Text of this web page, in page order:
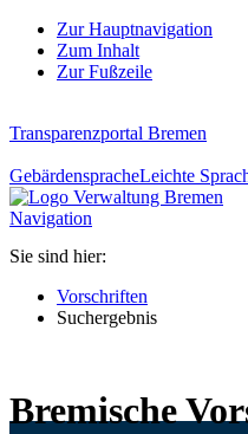
Zur Hauptnavigation
Zum Inhalt
Zur Fußzeile
Transparenzportal Bremen
GebärdenspracheLeichte
Navigation
Sie sind hier:
Vorschriften
Suchergebnis
Bremische